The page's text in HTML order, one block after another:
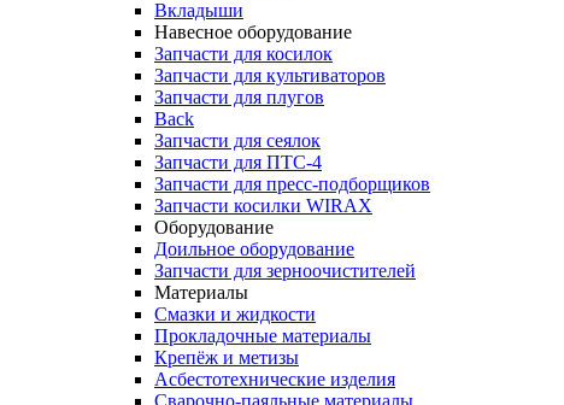
Вкладыши
Навесное оборудование
Запчасти для косилок
Запчасти для культиваторов
Запчасти для плугов
Back
Запчасти для сеялок
Запчасти для ПТС-4
Запчасти для пресс-подборщиков
Запчасти косилки WIRAX
Оборудование
Доильное оборудование
Запчасти для зерноочистителей
Материалы
Смазки и жидкости
Прокладочные материалы
Крепёж и метизы
Асбестотехнические изделия
Сварочно-паяльные материалы